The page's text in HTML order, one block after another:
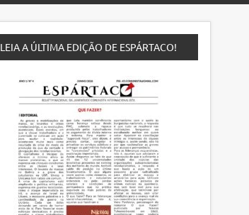
LEIA A ÚLTIMA EDIÇÃO DE ESPÁRTACO!